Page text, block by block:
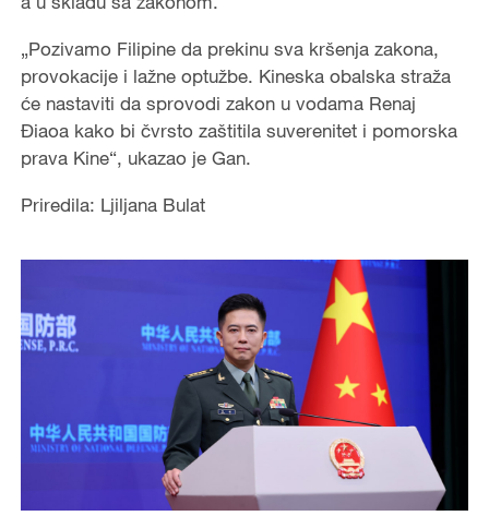
„Pozivamo Filipine da prekinu sva kršenja zakona,
provokacije i lažne optužbe. Kineska obalska straža
će nastaviti da sprovodi zakon u vodama Renaj
Điaoa kako bi čvrsto zaštitila suverenitet i pomorska
prava Kine“, ukazao je Gan.
Priredila: Ljiljana Bulat